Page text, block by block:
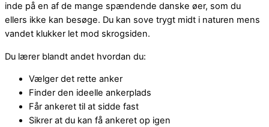
inde på en af de mange spændende danske øer, som du
ellers ikke kan besøge. Du kan sove trygt midt i naturen mens
vandet klukker let mod skrogsiden.
Du lærer blandt andet hvordan du:
Vælger det rette anker
Finder den ideelle ankerplads
Får ankeret til at sidde fast
Sikrer at du kan få ankeret op igen